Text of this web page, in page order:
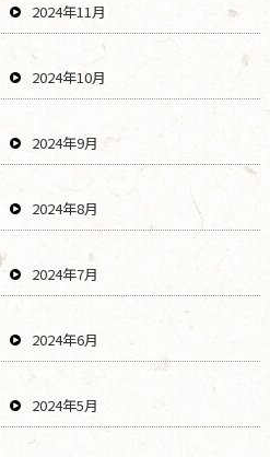
2024年11月
2024年10月
2024年9月
2024年8月
2024年7月
2024年6月
2024年5月